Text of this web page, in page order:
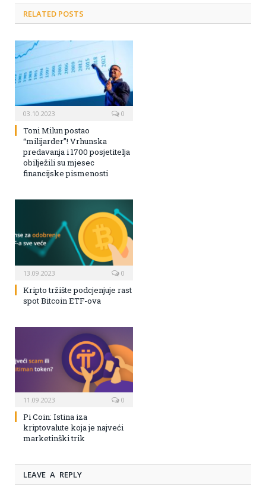
RELATED POSTS
03.10.2023 0
Toni Milun postao
“milijarder”! Vrhunska
predavanja i 1700 posjetitelja
obilježili su mjesec
financijske pismenosti
13.09.2023 0
Kripto tržište podcjenjuje rast
spot Bitcoin ETF-ova
11.09.2023 0
Pi Coin: Istina iza
kriptovalute koja je najveći
marketinški trik
LEAVE A REPLY